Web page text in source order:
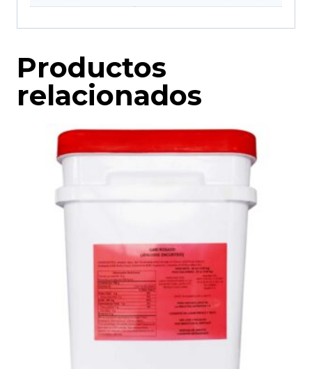
Productos
relacionados